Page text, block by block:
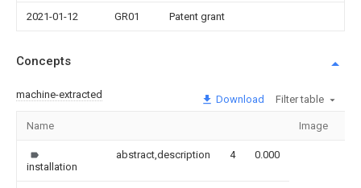
2021-01-12 GR01 Patent grant
Concepts
machine-extracted Download Filter table
Name Image
installation
abstract,description 4 0.000